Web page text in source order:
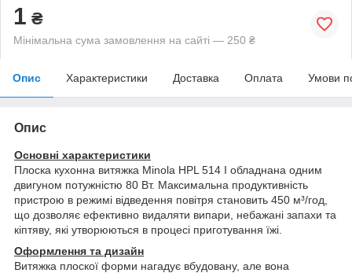
1 ₴
Мінімальна сума замовлення на сайті — 250 ₴
Опис Характеристики Доставка Оплата Умови
Опис
Основні характеристики
Плоска кухонна витяжка Minola HPL 514 I обладнана одним
двигуном потужністю 80 Вт. Максимальна продуктивність
пристрою в режимі відведення повітря становить 450 м³/год,
що дозволяє ефективно видаляти випари, небажані запахи та
кіптяву, які утворюються в процесі приготування їжі.
Оформлення та дизайн
Витяжка плоскої форми нагадує вбудовану, але вона